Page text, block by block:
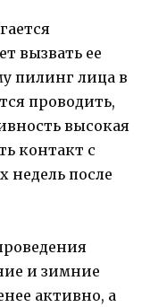
вызвать ее
пилинг лица в
проводить,
высокая
контакт с
недель после
и зимние
активно, а